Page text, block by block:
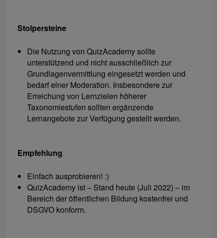
Stolpersteine
Die Nutzung von QuizAcademy sollte
unterstützend und nicht ausschließlich zur
Grundlagenvermittlung eingesetzt werden und
bedarf einer Moderation. Insbesondere zur
Erreichung von Lernzielen höherer
Taxonomiestufen sollten ergänzende
Lernangebote zur Verfügung gestellt werden.
Empfehlung
Einfach ausprobieren! :)
QuizAcademy ist – Stand heute (Juli 2022) – im
Bereich der öffentlichen Bildung kostenfrei und
DSGVO konform.